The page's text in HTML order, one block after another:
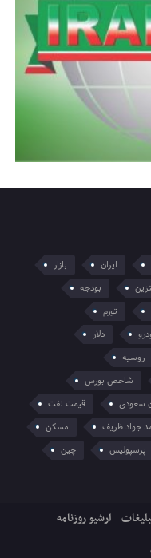
ایران
بازار
بودجه
تورم
دلار
روسیه
شاخص بورس
سعودی
قیمت نفت
جواد ظریف
مسکن
پرسپولیس
چین
ارشیو روزنامه